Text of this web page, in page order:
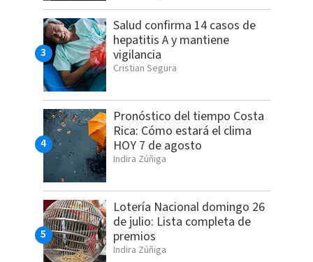
Salud confirma 14 casos de
hepatitis A y mantiene
vigilancia
Cristian Segura
Pronóstico del tiempo Costa
Rica: Cómo estará el clima
HOY 7 de agosto
Indira Zúñiga
Lotería Nacional domingo 26
de julio: Lista completa de
premios
Indira Zúñiga